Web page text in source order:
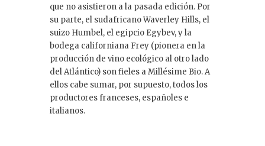
que no asistieron a la pasada edición. Por
su parte, el sudafricano Waverley Hills, el
suizo Humbel, el egipcio Egybev, y la
bodega californiana Frey (pionera en la
producción de vino ecológico al otro lado
del Atlántico) son fieles a Millésime Bio. A
ellos cabe sumar, por supuesto, todos los
productores franceses, españoles e
italianos.